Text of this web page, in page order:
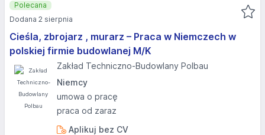
Cieśla, zbrojarz , murarz – Praca w Niemczech w
polskiej firmie budowlanej M/K
Zakład Techniczno-Budowlany Polbau
Niemcy
umowa o pracę
praca od zaraz
Aplikuj bez CV
Polecana
Dodana 2 sierpnia